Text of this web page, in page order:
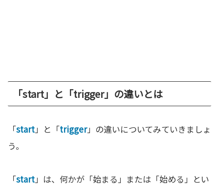
「start」と「trigger」の違いとは
「start」と「trigger」の違いについてみていきましょ
う。
「start」は、何かが「始まる」または「始める」とい